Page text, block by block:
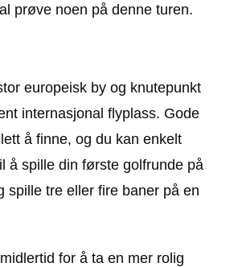
prøve noen på denne turen.
europeisk by og knutepunkt
internasjonal flyplass. Gode
å finne, og du kan enkelt
å spille din første golfrunde på
spille tre eller fire baner på en
for å ta en mer rolig